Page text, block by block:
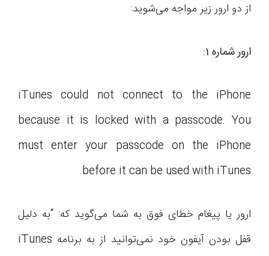
از دو ارور زیر مواجه می‌شوید:
ارور شماره 1:
iTunes could not connect to the iPhone
because it is locked with a passcode. You
must enter your passcode on the iPhone
before it can be used with iTunes.
ارور یا پیغام خطای فوق به شما می‌گوید که: “به دلیل
قفل بودن آیفون خود نمی‌توانید از به برنامه iTunes